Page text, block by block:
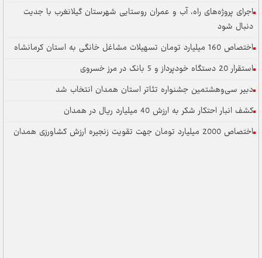
اجرای پروژه‌های راه، آب و عمران روستایی شهرستان گیلانغرب با جدیت
دنبال شود
اختصاص 160 میلیارد تومان تسهیلات مشاغل خانگی به استان کرمانشاه
استقرار 20 دستگاه خودپرداز و 5 بانک در مرز خسروی
دبیر سی‌وهشتمین جشنواره تئاتر استان همدان انتخاب شد
کشف انبار احتکار شکر به ارزش 40 میلیارد ریال در همدان
اختصاص 2000 میلیارد تومان جهت تقویت زنجیره ارزش کشاورزی همدان